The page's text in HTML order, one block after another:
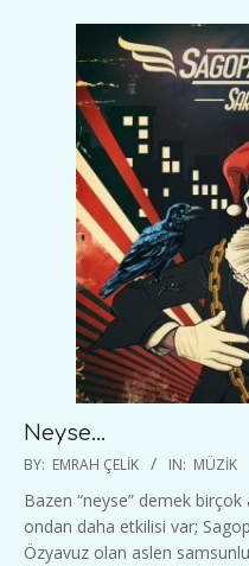
Neyse…
2020-
28
BY: EMRAH ÇELIK IN: MÜZIK
Bazen “neyse” demek
ondan daha etkilisi var;
Özyavuz olan aslen